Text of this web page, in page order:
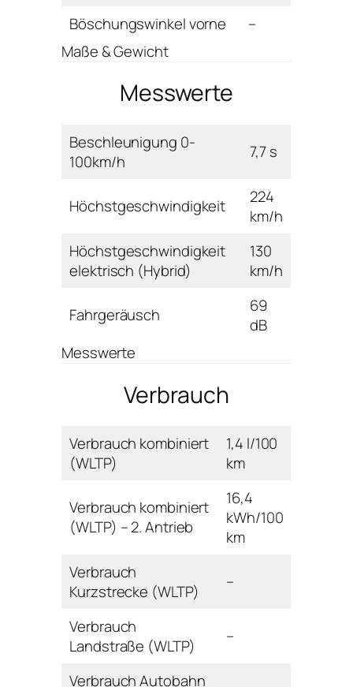
Böschungswinkel vorne
–
Maße & Gewicht
Messwerte
Beschleunigung 0-
100km/h
7,7 s
Höchstgeschwindigkeit
224
km/h
Höchstgeschwindigkeit
elektrisch (Hybrid)
130
km/h
Fahrgeräusch
69
dB
Messwerte
Verbrauch
Verbrauch kombiniert
(WLTP)
1,4 l/100
km
Verbrauch kombiniert
(WLTP) – 2. Antrieb
16,4
kWh/100
km
Verbrauch
Kurzstrecke (WLTP)
–
Verbrauch
Landstraße (WLTP)
–
Verbrauch Autobahn